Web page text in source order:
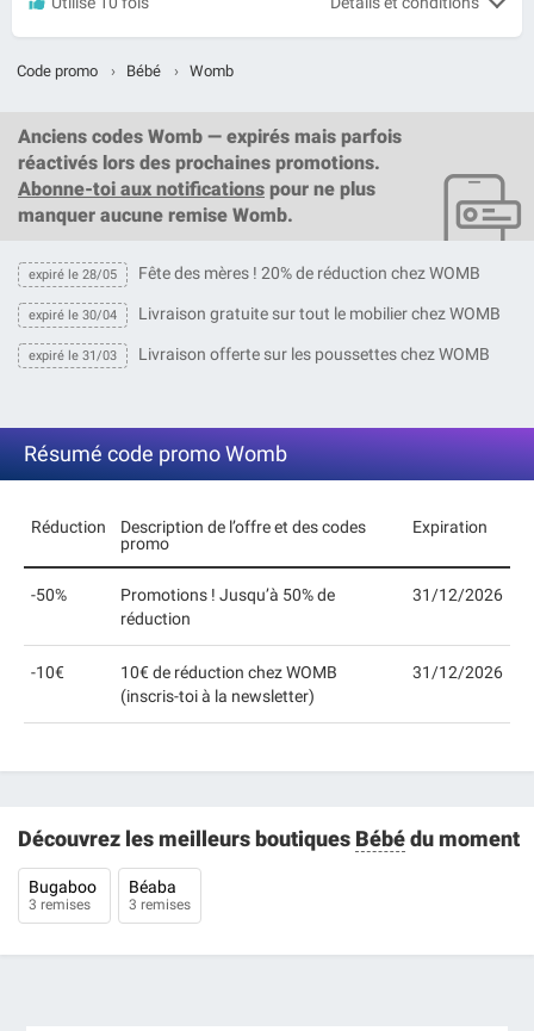
Code promo › Bébé › Womb
Anciens codes Womb — expirés mais parfois
réactivés lors des prochaines promotions.
Abonne-toi aux notifications pour ne plus
manquer aucune remise Womb.
expiré le 28/05 Fête des mères ! 20% de réduction chez WOMB
expiré le 30/04 Livraison gratuite sur tout le mobilier chez WOMB
expiré le 31/03 Livraison offerte sur les poussettes chez WOMB
Résumé code promo Womb
Réduction
Description de l’offre et des codes
promo
Expiration
-50%
Promotions ! Jusqu’à 50% de
réduction
31/12/2026
-10€
10€ de réduction chez WOMB
(inscris-toi à la newsletter)
31/12/2026
Découvrez les meilleurs boutiques Bébédu moment
Bugaboo
3 remises
Béaba
3 remises